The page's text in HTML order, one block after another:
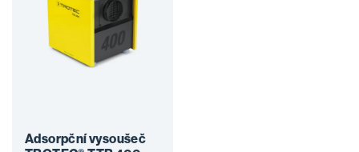
Adsorpční vysoušeč